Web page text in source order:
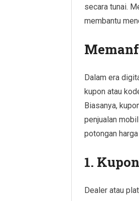
secara tunai.
membantu
Dalam era
kupon atau
Biasanya,
penjualan
potongan
1.
Dealer atau